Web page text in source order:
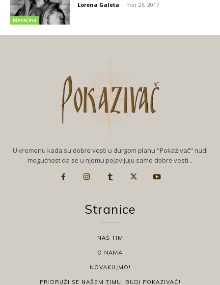
Mesečina
Lorena Galeta - mar 26, 2017
U vremenu kada su dobre vesti u durgom planu "Pokazivač" nudi
mogućnost da se u njemu pojavljuju samo dobre vesti...
Stranice
NAŠ TIM
O NAMA
NOVAKUJMO!
PRIDRUŽI SE NAŠEM TIMU, BUDI POKAZIVAČ!